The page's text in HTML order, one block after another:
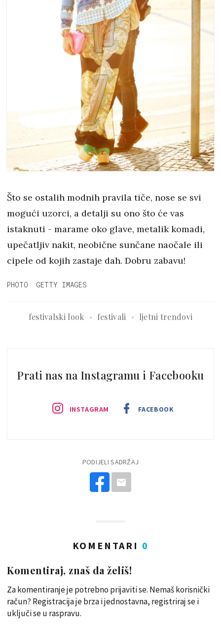
Što se ostalih modnih pravila tiče, nose se svi
mogući uzorci, a detalji su ono što će vas
istaknuti - marame oko glave, metalik komadi,
upečatljiv nakit, neobične sunčane naočale ili
cipele od kojih zastaje dah. Dobru zabavu!
PHOTO: GETTY IMAGES
festivalski look festivali ljetni trendovi
Prati nas na Instagramu i Facebooku
INSTAGRAM FACEBOOK
PODIJELI SADRŽAJ
KOMENTARI 0
Komentiraj, znaš da želiš!
Za komentiranje je potrebno prijaviti se. Nemaš korisnički
račun? Registracija je brza i jednostavna, registriraj se i
uključi se u raspravu.